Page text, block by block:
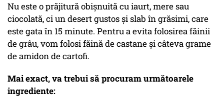
Nu este o prăjitură obișnuită cu iaurt, mere sau
ciocolată, ci un desert gustos și slab în grăsimi, care
este gata în 15 minute. Pentru a evita folosirea făinii
de grâu, vom folosi făină de castane și câteva grame
de amidon de cartofi.
Mai exact, va trebui să procuram următoarele
ingrediente: